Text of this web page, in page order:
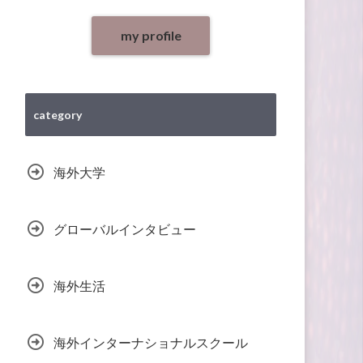
my profile
category
海外大学
グローバルインタビュー
海外生活
海外インターナショナルスクール